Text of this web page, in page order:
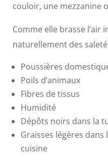
couloir, une mezzanine
Comme elle brasse l’air
naturellement des
Poussières
Poils d’animaux
Fibres de tissus
Humidité
Dépôts noirs dans la
Graisses légères
cuisine